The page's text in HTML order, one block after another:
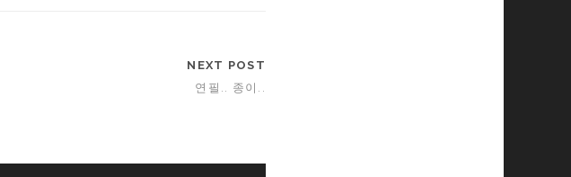
NEXT POST
연필.. 종이..